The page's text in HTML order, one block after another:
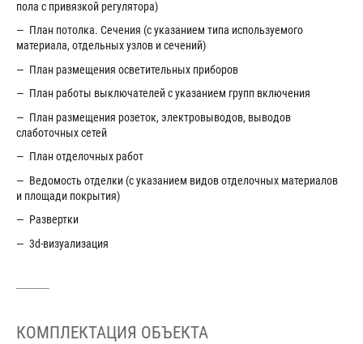
пола с привязкой регулятора)
— План потолка. Сечения (с указанием типа используемого
материала, отдельных узлов и сечений)
— План размещения осветительных приборов
— План работы выключателей с указанием групп включения
— План размещения розеток, электровыводов, выводов
слаботочных сетей
— План отделочных работ
— Ведомость отделки (с указанием видов отделочных материалов
и площади покрытия)
— Развертки
— 3d-визуализация
КОМПЛЕКТАЦИЯ ОБЪЕКТА